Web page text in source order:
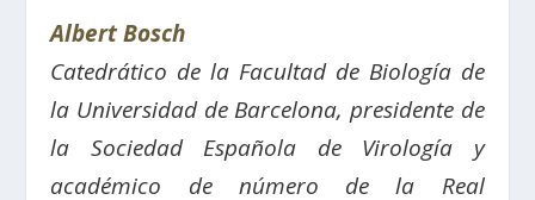
Albert Bosch
Catedrático de la Facultad de Biología de
la Universidad de Barcelona, presidente de
la Sociedad Española de Virología y
académico de número de la Real